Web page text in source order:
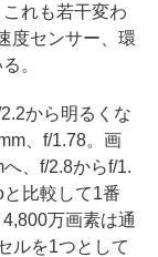
れも若干変わ
度センサー、環
。
から明るくな
、f/1.78。画
、f/2.8からf/1.
比較して1番
万画素は通
ルを1つとして